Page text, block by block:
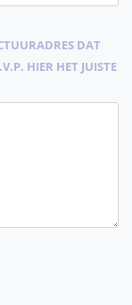
DAT
HIER HET JUISTE